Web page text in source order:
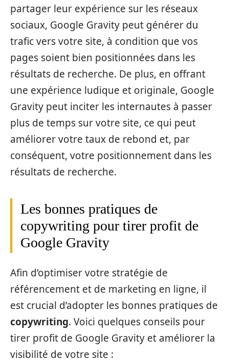
partager leur expérience sur les réseaux
sociaux, Google Gravity peut générer du
trafic vers votre site, à condition que vos
pages soient bien positionnées dans les
résultats de recherche. De plus, en offrant
une expérience ludique et originale, Google
Gravity peut inciter les internautes à passer
plus de temps sur votre site, ce qui peut
améliorer votre taux de rebond et, par
conséquent, votre positionnement dans les
résultats de recherche.
Les bonnes pratiques de
copywriting pour tirer profit de
Google Gravity
Afin d’optimiser votre stratégie de
référencement et de marketing en ligne, il
est crucial d’adopter les bonnes pratiques de
copywriting. Voici quelques conseils pour
tirer profit de Google Gravity et améliorer la
visibilité de votre site :